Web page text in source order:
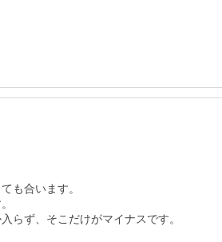
も合います。
らず、そこだけがマイナスです。